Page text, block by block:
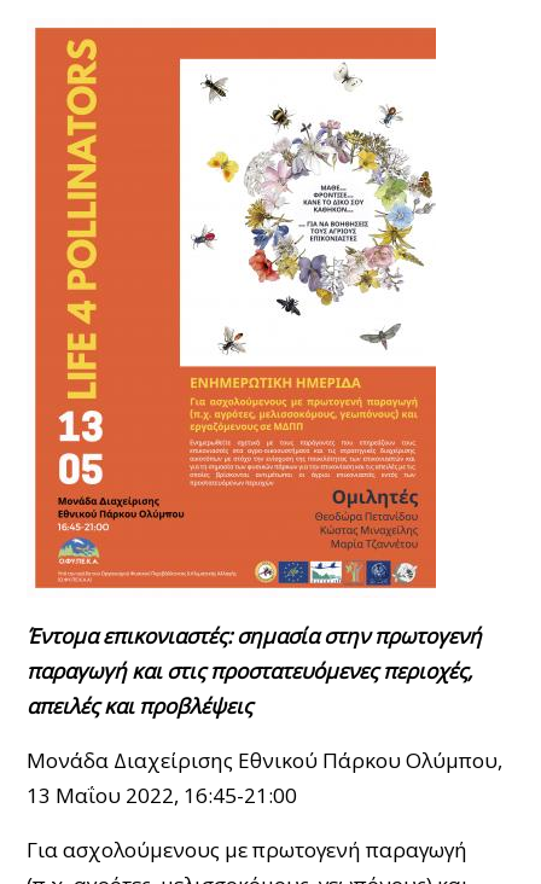
Έντομα επικονιαστές: σημασία στην πρωτογενή
παραγωγή και στις προστατευόμενες περιοχές,
απειλές και προβλέψεις
Μονάδα Διαχείρισης Εθνικού Πάρκου Ολύμπου,
13 Μαΐου 2022, 16:45-21:00
Για ασχολούμενους με πρωτογενή παραγωγή